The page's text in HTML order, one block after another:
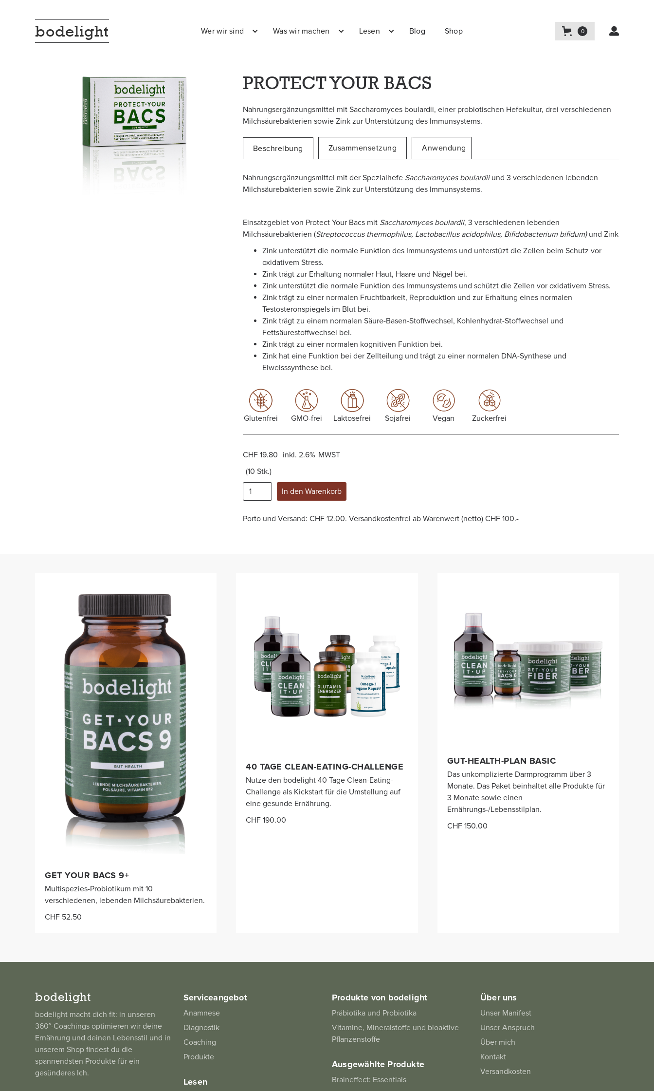
bodelight Wer wir sind Was wir machen Lesen Blog Shop 0 
PROTECT YOUR BACS
Nahrungsergänzungsmittel mit Saccharomyces boulardii, einer probiotischen Hefekultur, drei verschiedenen
Milchsäurebakterien sowie Zink zur Unterstützung des Immunsystems.
Beschreibung Zusammensetzung Anwendung
Nahrungsergänzungsmittel mit der Spezialhefe Saccharomyces boulardii und 3 verschiedenen lebenden
Milchsäurebakterien sowie Zink zur Unterstützung des Immunsystems.
Einsatzgebiet von Protect Your Bacs mit Saccharomyces boulardii, 3 verschiedenen lebenden
Milchsäurebakterien (Streptococcus thermophilus, Lactobacillus acidophilus, Bifidobacterium bifidum) und Zink
Zink unterstützt die normale Funktion des Immunsystems und unterstüzt die Zellen beim Schutz vor
oxidativem Stress.
Zink trägt zur Erhaltung normaler Haut, Haare und Nägel bei.
Zink unterstützt die normale Funktion des Immunsystems und schützt die Zellen vor oxidativem Stress.
Zink trägt zu einer normalen Fruchtbarkeit, Reproduktion und zur Erhaltung eines normalen
Testosteronspiegels im Blut bei.
Zink trägt zu einem normalen Säure-Basen-Stoffwechsel, Kohlenhydrat-Stoffwechsel und
Fettsäurestoffwechsel bei.
Zink trägt zu einer normalen kognitiven Funktion bei.
Zink hat eine Funktion bei der Zellteilung und trägt zu einer normalen DNA-Synthese und
Eiweisssynthese bei.
Glutenfrei GMO-frei Laktosefrei Sojafrei Vegan Zuckerfrei
CHF 19.80 inkl. 2.6% MWST
(10 Stk.)
Porto und Versand: CHF 12.00. Versandkostenfrei ab Warenwert (netto) CHF 100.-
GET YOUR BACS 9+
Multispezies-Probiotikum mit 10
verschiedenen, lebenden Milchsäurebakterien.
CHF 52.50
40 TAGE CLEAN-EATING-CHALLENGE
Nutze den bodelight 40 Tage Clean-Eating-
Challenge als Kickstart für die Umstellung auf
eine gesunde Ernährung.
CHF 190.00
GUT-HEALTH-PLAN BASIC
Das unkomplizierte Darmprogramm über 3
Monate. Das Paket beinhaltet alle Produkte für
3 Monate sowie einen
Ernährungs-/Lebensstilplan.
CHF 150.00
bodelight
bodelight macht dich fit: in unseren
360°-Coachings optimieren wir deine
Ernährung und deinen Lebensstil und in
unserem Shop findest du die
spannendsten Produkte für ein
gesünderes Ich.
Serviceangebot
Anamnese
Diagnostik
Coaching
Produkte
Lesen
Produkte von bodelight
Präbiotika und Probiotika
Vitamine, Mineralstoffe und bioaktive
Pflanzenstoffe
Ausgewählte Produkte
Braineffect: Essentials
Über uns
Unser Manifest
Unser Anspruch
Über mich
Kontakt
Versandkosten